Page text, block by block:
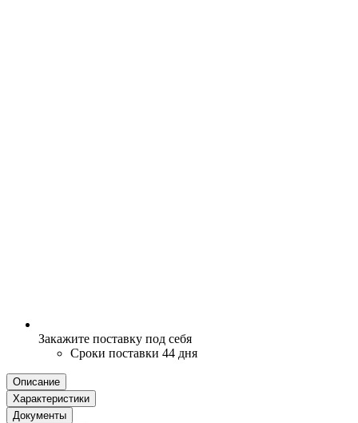
Закажите поставку под себя
Сроки поставки 44 дня
Описание
Характеристики
Документы